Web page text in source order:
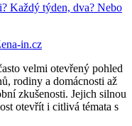
Každý týden, dva? Nebo
in.cz
velmi otevřený pohled
rodiny a domácnosti až
zkušenosti. Jejich silnou
otevřít i citlivá témata s